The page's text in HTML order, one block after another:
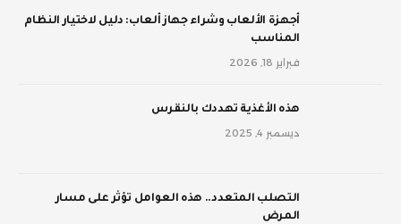
أجهزة الألعاب وشراء جهاز ألعاب: دليل لاختيار النظام
المناسب
فبراير 18, 2026
‫هذه الأغذية تهددك بالنقرس
ديسمبر 4, 2025
‫التصلب المتعدد.. هذه العوامل تؤثر على مسار
المرض